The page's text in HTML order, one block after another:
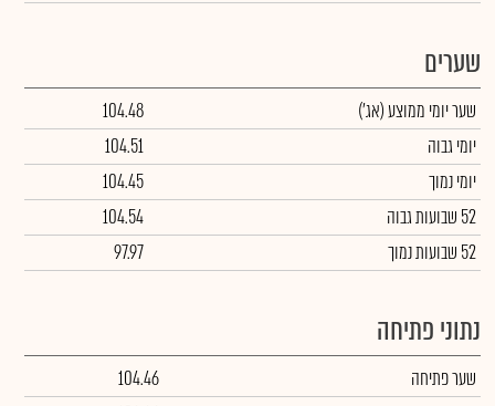
שערים
שער יומי ממוצע(אג')
104.48
יומי גבוה
104.51
יומי נמוך
104.45
52 שבועות גבוה
104.54
52 שבועות נמוך
97.97
נתוני פתיחה
שער פתיחה
104.46